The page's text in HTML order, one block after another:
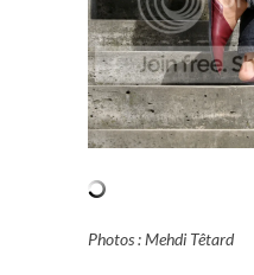
Photos : Mehdi Têtard